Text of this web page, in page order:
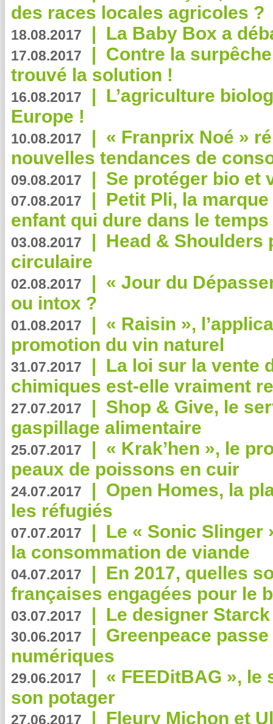
des races locales agricoles ?
18.08.2017 | La Baby Box a
17.08.2017 | Contre la
trouvé la solution !
16.08.2017 | L’agriculture
Europe !
10.08.2017 | « Franprix Noé »
nouvelles tendances de
09.08.2017 | Se protéger bio et
07.08.2017 | Petit Pli, la
enfant qui dure dans le temps
03.08.2017 | Head & Shoulders
circulaire
02.08.2017 | « Jour du
ou intox ?
01.08.2017 | « Raisin »,
promotion du vin naturel
31.07.2017 | La loi sur la vente
chimiques est-elle vraiment
27.07.2017 | Shop & Give, le
gaspillage alimentaire
25.07.2017 | « Krak’hen », le
peaux de poissons en cuir
24.07.2017 | Open Homes, la
les réfugiés
07.07.2017 | Le « Sonic Slinger
la consommation de viande
04.07.2017 | En 2017, quelles
françaises engagées pour le
03.07.2017 | Le designer
30.06.2017 | Greenpeace
numériques
29.06.2017 | « FEEDitBAG », le
son potager
27.06.2017 | Fleury Michon et